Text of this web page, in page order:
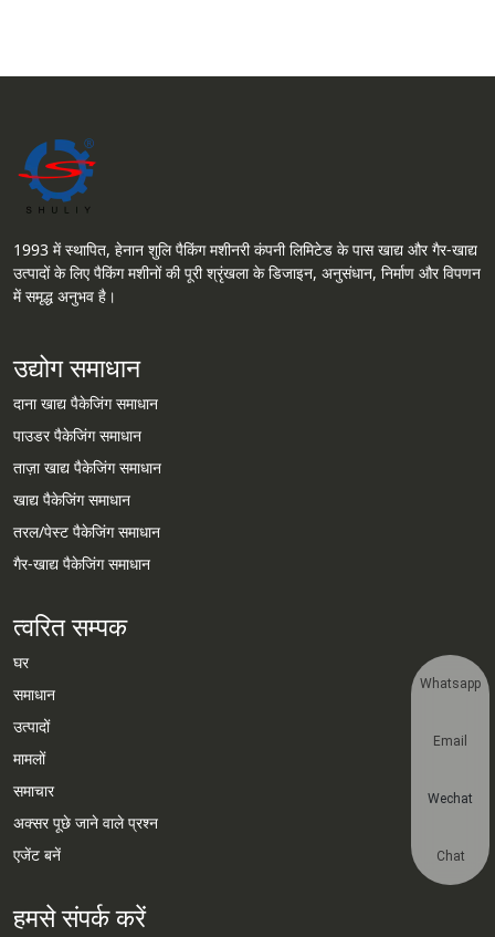
1993 में स्थापित, हेनान शुलि पैकिंग मशीनरी कंपनी लिमिटेड के पास खाद्य और गैर-खाद्य
उत्पादों के लिए पैकिंग मशीनों की पूरी श्रृंखला के डिजाइन, अनुसंधान, निर्माण और विपणन
में समृद्ध अनुभव है।
उद्योग समाधान
दाना खाद्य पैकेजिंग समाधान
पाउडर पैकेजिंग समाधान
ताज़ा खाद्य पैकेजिंग समाधान
खाद्य पैकेजिंग समाधान
तरल/पेस्ट पैकेजिंग समाधान
गैर-खाद्य पैकेजिंग समाधान
त्वरित सम्पक
घर
समाधान
उत्पादों
मामलों
समाचार
अक्सर पूछे जाने वाले प्रश्न
एजेंट बनें
हमसे संपर्क करें
Whatsapp
Email
Wechat
Chat